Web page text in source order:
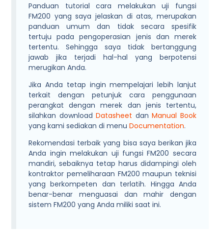
Panduan tutorial cara melakukan uji fungsi
FM200 yang saya jelaskan di atas, merupakan
panduan umum dan tidak secara spesifik
tertuju pada pengoperasian jenis dan merek
tertentu. Sehingga saya tidak bertanggung
jawab jika terjadi hal-hal yang berpotensi
merugikan Anda.
Jika Anda tetap ingin mempelajari lebih lanjut
terkait dengan petunjuk cara penggunaan
perangkat dengan merek dan jenis tertentu,
silahkan downloadDatasheet danManual Book
yang kami sediakan di menuDocumentation.
Rekomendasi terbaik yang bisa saya berikan jika
Anda ingin melakukan uji fungsi FM200 secara
mandiri, sebaiknya tetap harus didampingi oleh
kontraktor pemeliharaan FM200 maupun teknisi
yang berkompeten dan terlatih. Hingga Anda
benar-benar menguasai dan mahir dengan
sistem FM200 yang Anda miliki saat ini.